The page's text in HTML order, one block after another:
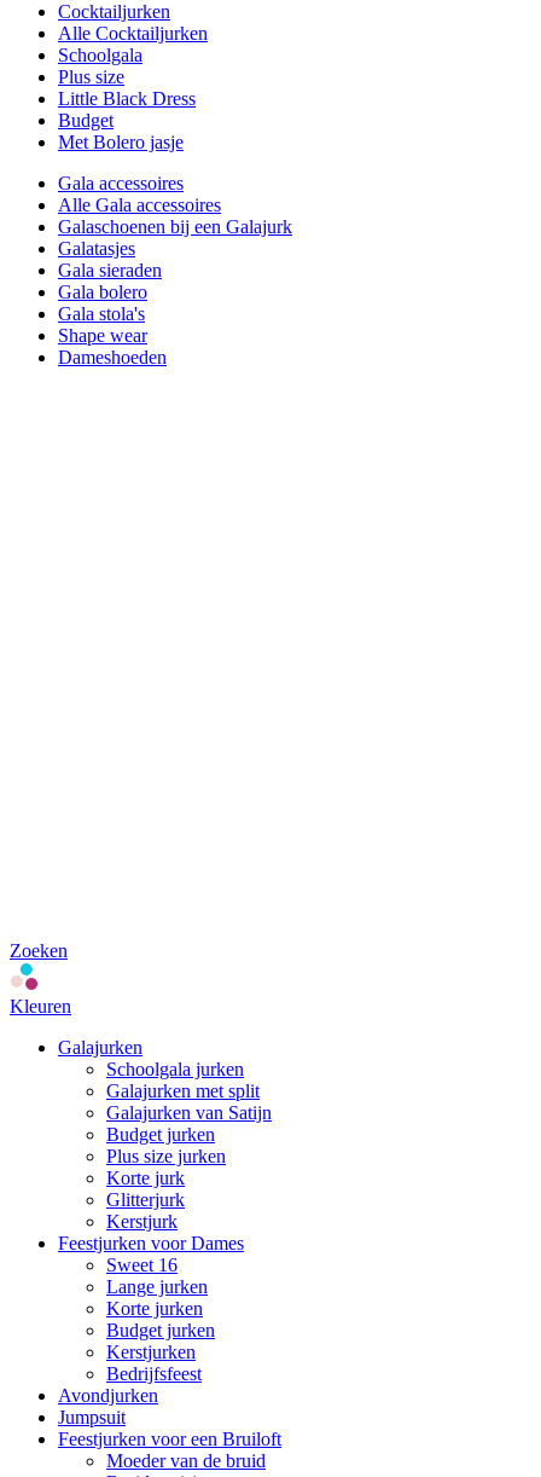
Cocktailjurken
Alle Cocktailjurken
Schoolgala
Plus size
Little Black Dress
Budget
Met Bolero jasje
Gala accessoires
Alle Gala accessoires
Galaschoenen bij een Galajurk
Galatasjes
Gala sieraden
Gala bolero
Gala stola's
Shape wear
Dameshoeden
Zoeken
Kleuren
Galajurken
Schoolgala jurken
Galajurken met split
Galajurken van Satijn
Budget jurken
Plus size jurken
Korte jurk
Glitterjurk
Kerstjurk
Feestjurken voor Dames
Sweet 16
Lange jurken
Korte jurken
Budget jurken
Kerstjurken
Bedrijfsfeest
Avondjurken
Jumpsuit
Feestjurken voor een Bruiloft
Moeder van de bruid